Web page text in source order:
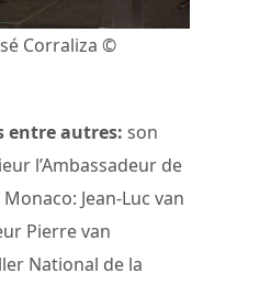
Corraliza ©
entre autres: son
l’Ambassadeur de
Jean-Luc van
Pierre van
National de la